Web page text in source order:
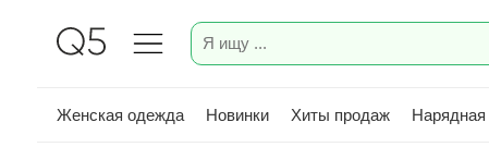
Женская одежда Новинки Хиты продаж Нарядная